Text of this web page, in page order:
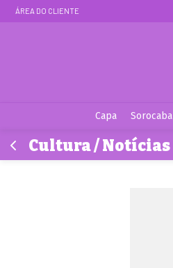
ÁREA DO CLIENTE
Capa Sorocaba
Cultura / Notícias